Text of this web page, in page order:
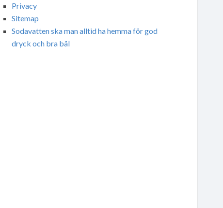
Privacy
Sitemap
Sodavatten ska man alltid ha hemma för god
dryck och bra bål